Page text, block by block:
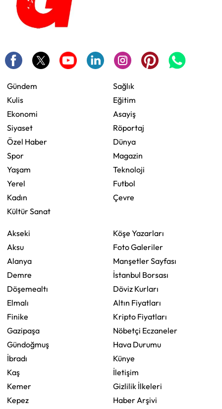
Gündem
Kulis
Ekonomi
Siyaset
Özel Haber
Spor
Yaşam
Yerel
Kadın
Kültür Sanat
Sağlık
Eğitim
Asayiş
Röportaj
Dünya
Magazin
Teknoloji
Futbol
Çevre
Akseki
Aksu
Alanya
Demre
Döşemealtı
Elmalı
Finike
Gazipaşa
Gündoğmuş
İbradı
Kaş
Kemer
Kepez
Köşe Yazarları
Foto Galeriler
Manşetler Sayfası
İstanbul Borsası
Döviz Kurları
Altın Fiyatları
Kripto Fiyatları
Nöbetçi Eczaneler
Hava Durumu
Künye
İletişim
Gizlilik İlkeleri
Haber Arşivi